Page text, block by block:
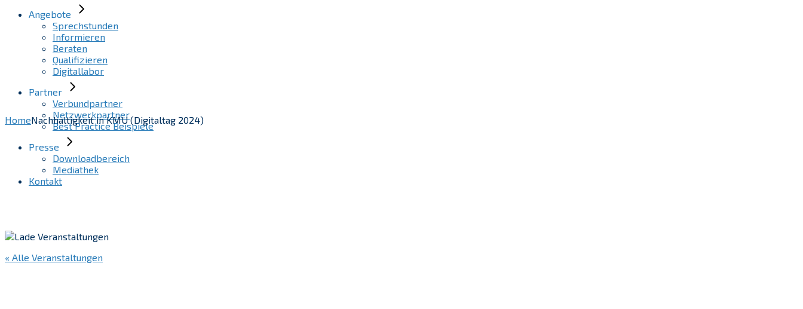
Angebote
Sprechstunden
Informieren
Beraten
Qualifizieren
Digitallabor
Partner
Verbundpartner
Netzwerkpartner
Best Practice Beispiele
Presse
Downloadbereich
Mediathek
Kontakt
HomeNachhaltigkeit in KMU (Digitaltag 2024)
« Alle Veranstaltungen